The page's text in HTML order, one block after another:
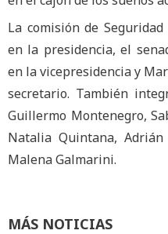
La comisión de
en la presidencia, el
en la vicepresidencia y
secretario. También
Guillermo Montenegro,
Natalia Quintana,
Malena Galmarini.
MÁS NOTICIAS